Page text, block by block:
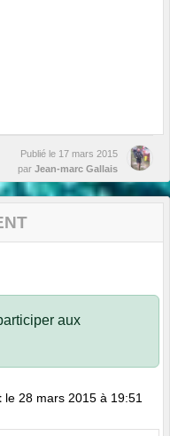
Publié le 17 mars 2015
par Jean-marc Gallais
aux
le 28 mars 2015 à 19:51